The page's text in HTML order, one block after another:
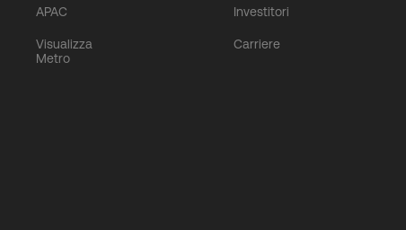
APAC
Visualizza
Metro
Investitori
Carriere